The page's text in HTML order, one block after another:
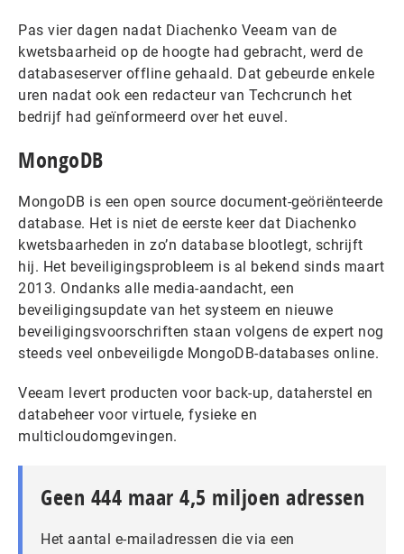
Pas vier dagen nadat Diachenko Veeam van de
kwetsbaarheid op de hoogte had gebracht, werd de
databaseserver offline gehaald. Dat gebeurde enkele
uren nadat ook een redacteur van Techcrunch het
bedrijf had geïnformeerd over het euvel.
MongoDB
MongoDB is een open source document-geöriënteerde
database. Het is niet de eerste keer dat Diachenko
kwetsbaarheden in zo’n database blootlegt, schrijft
hij. Het beveiligingsprobleem is al bekend sinds maart
2013. Ondanks alle media-aandacht, een
beveiligingsupdate van het systeem en nieuwe
beveiligingsvoorschriften staan volgens de expert nog
steeds veel onbeveiligde MongoDB-databases online.
Veeam levert producten voor back-up, dataherstel en
databeheer voor virtuele, fysieke en
multicloudomgevingen.
Geen 444 maar 4,5 miljoen adressen
Het aantal e-mailadressen die via een